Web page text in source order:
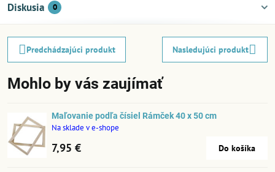
Diskusia 0
Predchádzajúci produkt Nasledujúci produkt
Mohlo by vás zaujímať
Maľovanie podľa čísiel Rámček 40 x 50 cm
Na sklade v e-shope
7,95 € Do košíka